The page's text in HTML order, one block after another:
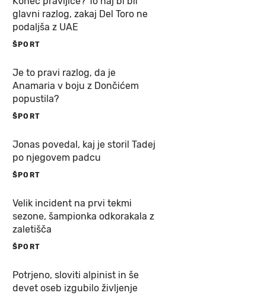
glavni razlog, zakaj Del Toro ne
podaljša z UAE
ŠPORT
Je to pravi razlog, da je
Anamaria v boju z Dončićem
popustila?
ŠPORT
Jonas povedal, kaj je storil Tadej
po njegovem padcu
ŠPORT
Velik incident na prvi tekmi
sezone, šampionka odkorakala z
zaletišča
ŠPORT
Potrjeno, sloviti alpinist in še
devet oseb izgubilo življenje